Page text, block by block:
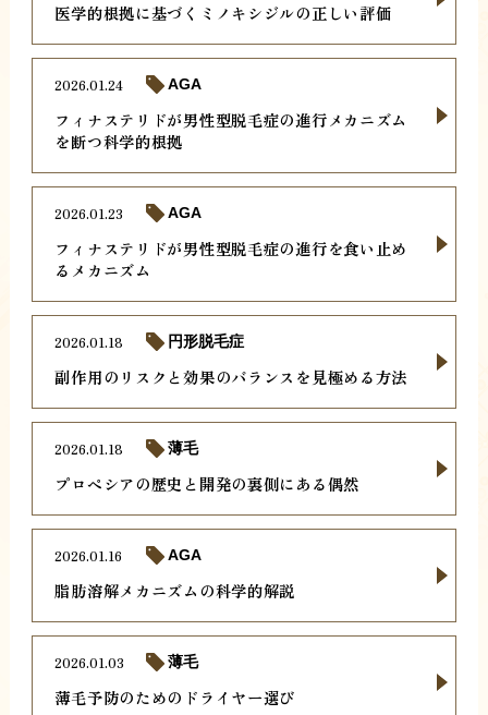
医学的根拠に基づくミノキシジルの正しい評価
フィナステリドが男性型脱毛症の進行メカニズム
を断つ科学的根拠
2026.01.24 AGA
フィナステリドが男性型脱毛症の進行を食い止め
るメカニズム
2026.01.23 AGA
副作用のリスクと効果のバランスを見極める方法
2026.01.18 円形脱毛症
プロペシアの歴史と開発の裏側にある偶然
2026.01.18 薄毛
脂肪溶解メカニズムの科学的解説
2026.01.16 AGA
薄毛予防のためのドライヤー選び
2026.01.03 薄毛